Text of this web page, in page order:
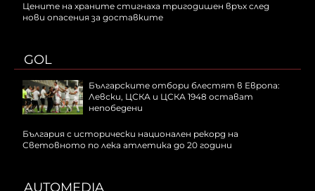
Цените на храните стигнаха тригодишен връх след
нови опасения за доставките
GOL
Българските отбори блестят в Европа:
Левски, ЦСКА и ЦСКА 1948 остават
непобедени
България с исторически национален рекорд на
Световното по лека атлетика до 20 години
AUTOMEDIA